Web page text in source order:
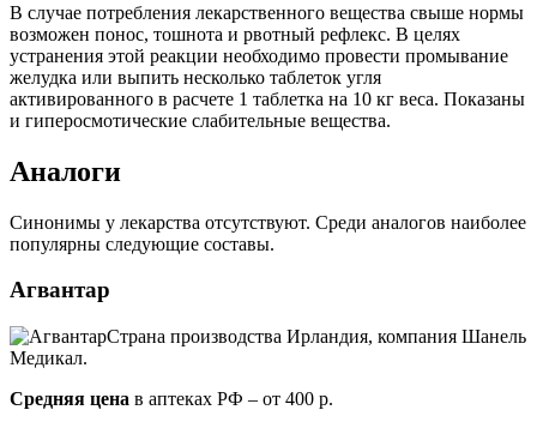
В случае потребления лекарственного вещества свыше нормы
возможен понос, тошнота и рвотный рефлекс. В целях
устранения этой реакции необходимо провести промывание
желудка или выпить несколько таблеток угля
активированного в расчете 1 таблетка на 10 кг веса. Показаны
и гиперосмотические слабительные вещества.
Аналоги
Синонимы у лекарства отсутствуют. Среди аналогов наиболее
популярны следующие составы.
Агвантар
Страна производства Ирландия, компания Шанель
Медикал.
Средняя цена в аптеках РФ – от 400 р.